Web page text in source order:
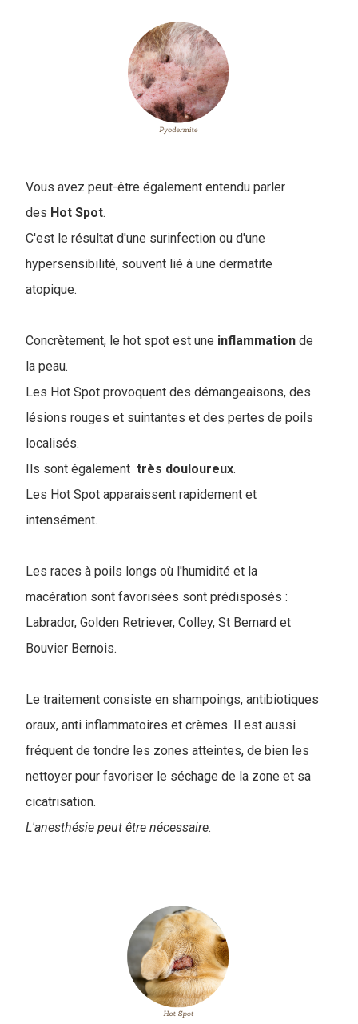
Vous avez peut-être également entendu parler
des Hot Spot.
C'est le résultat d'une surinfection ou d'une
hypersensibilité, souvent lié à une dermatite
atopique.
Concrètement, le hot spot est une inflammation de
la peau.
Les Hot Spot provoquent des démangeaisons, des
lésions rouges et suintantes et des pertes de poils
localisés.
Ils sont également très douloureux.
Les Hot Spot apparaissent rapidement et
intensément.
Les races à poils longs où l'humidité et la
macération sont favorisées sont prédisposés :
Labrador, Golden Retriever, Colley, St Bernard et
Bouvier Bernois.
Le traitement consiste en shampoings, antibiotiques
oraux, anti inflammatoires et crèmes. Il est aussi
fréquent de tondre les zones atteintes, de bien les
nettoyer pour favoriser le séchage de la zone et sa
cicatrisation.
L'anesthésie peut être nécessaire.